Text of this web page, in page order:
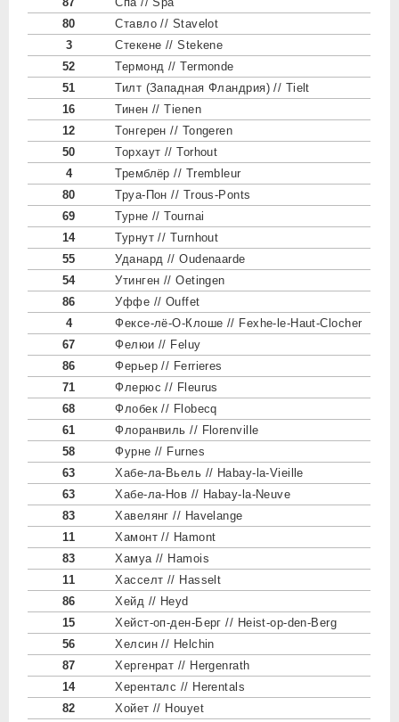
80
Ставло // Stavelot
3
Стекене // Stekene
52
Термонд // Termonde
51
Тилт (Западная Фландрия) // Tielt
16
Тинен // Tienen
12
Тонгерен // Tongeren
50
Торхаут // Torhout
4
Тремблёр // Trembleur
80
Труа-Пон // Trous-Ponts
69
Турне // Tournai
14
Турнут // Turnhout
55
Уданард // Oudenaarde
54
Утинген // Oetingen
86
Уффе // Ouffet
4
Фексе-лё-О-Клоше // Fexhe-le-Haut-Clocher
67
Фелюи // Feluy
86
Ферьер // Ferrieres
71
Флерюс // Fleurus
68
Флобек // Flobecq
61
Флоранвиль // Florenville
58
Фурне // Furnes
63
Хабе-ла-Вьель // Habay-la-Vieille
63
Хабе-ла-Нов // Habay-la-Neuve
83
Хавелянг // Havelange
11
Хамонт // Hamont
83
Хамуа // Hamois
11
Хасселт // Hasselt
86
Хейд // Heyd
15
Хейст-оп-ден-Берг // Heist-op-den-Berg
56
Хелсин // Helchin
87
Хергенрат // Hergenrath
14
Херенталс // Herentals
82
Хойет // Houyet